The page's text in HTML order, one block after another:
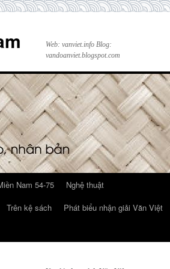
Web: vanviet.info Blog:
vandoanviet.blogspot.com
Nam 54-75
Nghệ thuật
Trên kệ sách
Phát biểu nhận giải Văn Việt